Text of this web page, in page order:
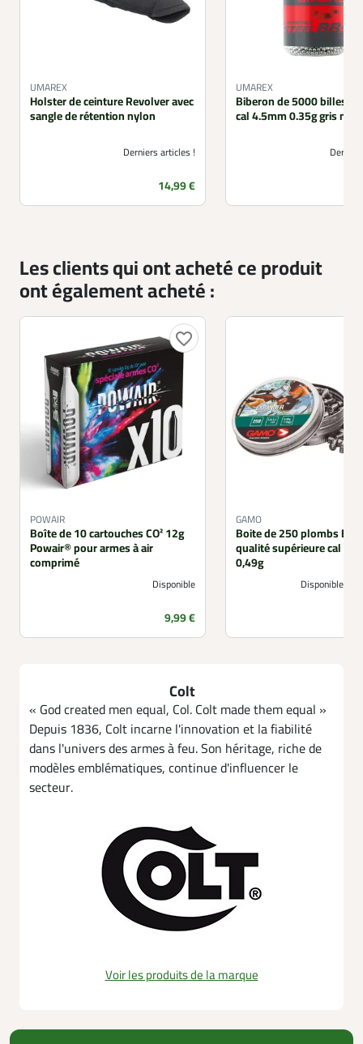
UMAREX
Holster de ceinture Revolver avec
sangle de rétention nylon
Derniers articles !
Prix
14,99 €
UMAREX
Biberon de 5000 billes
cal 4.5mm 0.35g gris
Les clients qui ont acheté ce produit
ont également acheté :
favorite_border
POWAIR
Boîte de 10 cartouches CO² 12g
Powair® pour armes à air
comprimé
Disponible
Prix
9,99 €
GAMO
Boite de 250 plombs
qualité supérieure cal 4.5
0,49g
Disponible
Colt
« God created men equal, Col. Colt made them equal »
Depuis 1836, Colt incarne l'innovation et la fiabilité
dans l'univers des armes à feu. Son héritage, riche de
modèles emblématiques, continue d'influencer le
secteur.
Voir les produits de la marque